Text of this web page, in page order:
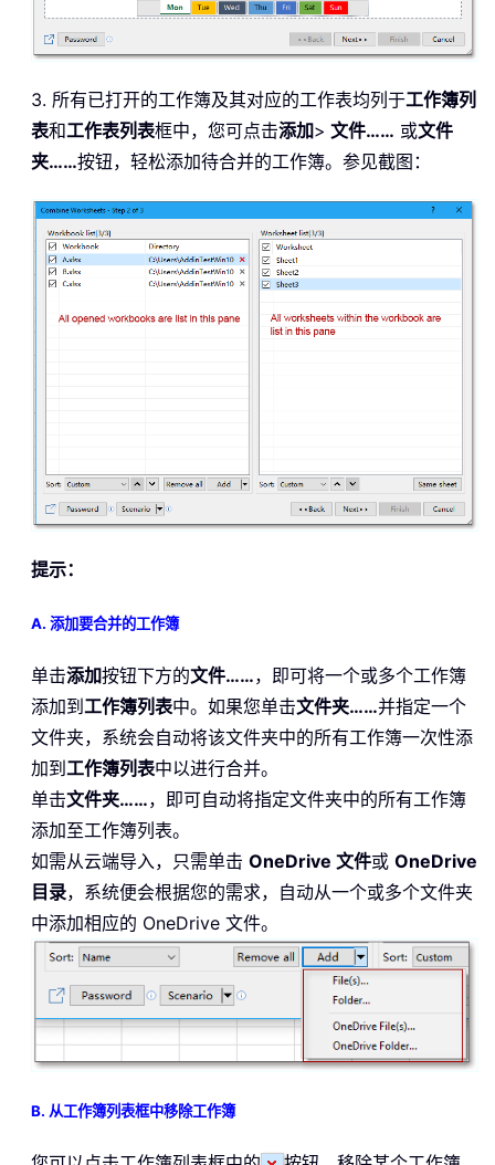
3. 所有已打开的工作簿及其对应的工作表均列于工作簿列
表和工作表列表框中，您可点击添加> 文件…… 或文件
夹……按钮，轻松添加待合并的工作簿。参见截图：
提示：
A. 添加要合并的工作簿
单击添加按钮下方的文件……，即可将一个或多个工作簿
添加到工作簿列表中。如果您单击文件夹……并指定一个
文件夹，系统会自动将该文件夹中的所有工作簿一次性添
加到工作簿列表中以进行合并。
单击文件夹……，即可自动将指定文件夹中的所有工作簿
添加至工作簿列表。
如需从云端导入，只需单击 OneDrive 文件或 OneDrive
目录，系统便会根据您的需求，自动从一个或多个文件夹
中添加相应的 OneDrive 文件。
B. 从工作簿列表框中移除工作簿